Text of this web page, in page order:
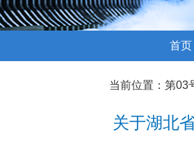
首页
当前位置： 第03
关于湖北